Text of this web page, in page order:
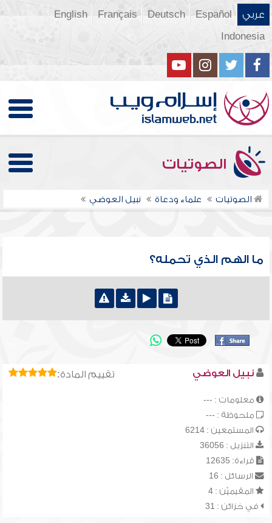
عربي Español
Deutsch
Français
English
Indonesia
الصوتيات
الصوتيات علماء ودعاة نبيل العوضي
ما الهم الذي تحمله؟
تقييم المادة: نبيل العوضي
معلومات : ---
ملحوظة : ---
المستمعين : 6214
التنزيل : 36056
قراءة: 12635
الرسائل : 16
المقيميّن : 4
في خزائن : 31